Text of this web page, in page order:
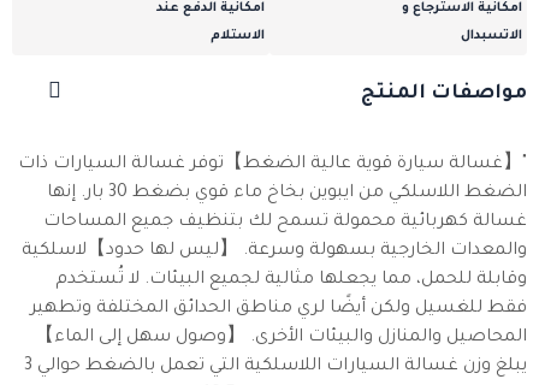
امكانية الاسترجاع و
الاتسبدال
امكانية الدفع عند
الاستلام
مواصفات المنتج
"【غسالة سيارة قوية عالية الضغط】توفر غسالة السيارات ذات
الضغط اللاسلكي من ايبوين بخاخ ماء قوي بضغط 30 بار. إنها
غسالة كهربائية محمولة تسمح لك بتنظيف جميع المساحات
والمعدات الخارجية بسهولة وسرعة. 【ليس لها حدود】لاسلكية
وقابلة للحمل، مما يجعلها مثالية لجميع البيئات. لا تُستخدم
فقط للغسيل ولكن أيضًا لري مناطق الحدائق المختلفة وتطهير
المحاصيل والمنازل والبيئات الأخرى. 【وصول سهل إلى الماء】
يبلغ وزن غسالة السيارات اللاسلكية التي تعمل بالضغط حوالي 3